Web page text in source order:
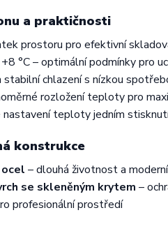
a praktičnosti
prostoru pro efektivní
°C – optimální podmínky pro
chlazení s nízkou
rozložení teploty pro
nastavení teploty jedním
konstrukce
– dlouhá životnost a
se skleněným krytem –
profesionální prostředí